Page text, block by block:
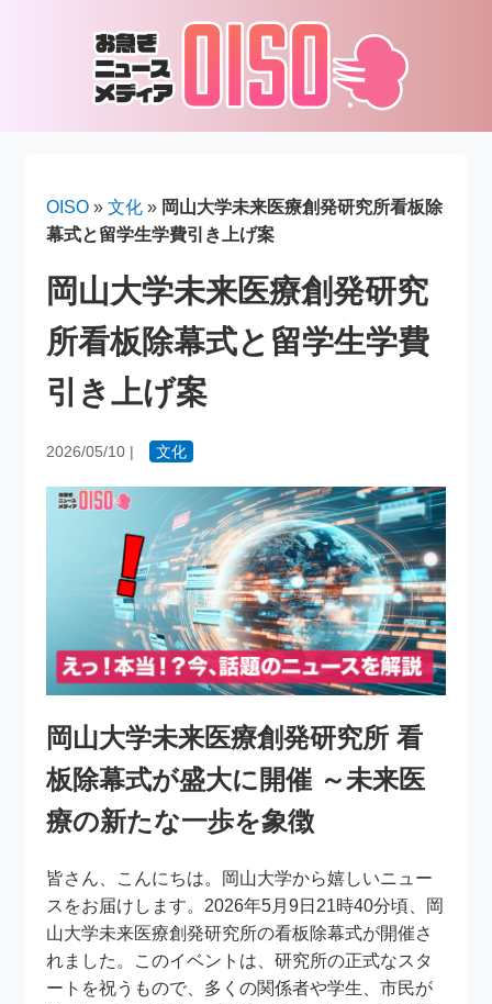
OISO »文化 » 岡山大学未来医療創発研究所看板除
幕式と留学生学費引き上げ案
岡山大学未来医療創発研究
所看板除幕式と留学生学費
引き上げ案
2026/05/10 | 文化
岡山大学未来医療創発研究所 看
板除幕式が盛大に開催 ～未来医
療の新たな一歩を象徴
皆さん、こんにちは。岡山大学から嬉しいニュー
スをお届けします。2026年5月9日21時40分頃、岡
山大学未来医療創発研究所の看板除幕式が開催さ
れました。このイベントは、研究所の正式なスタ
ートを祝うもので、多くの関係者や学生、市民が